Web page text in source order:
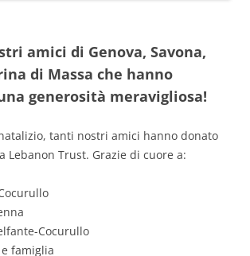
amici di Genova, Savona,
di Massa che hanno
generosità meravigliosa!
tanti nostri amici hanno donato
Lebanon Trust. Grazie di cuore a:
Cocurullo
e famiglia